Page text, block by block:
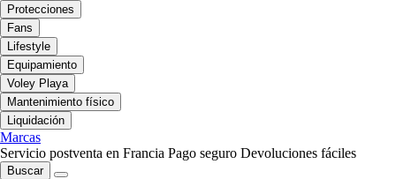
Protecciones
Fans
Lifestyle
Equipamiento
Voley Playa
Mantenimiento físico
Liquidación
Marcas
Servicio postventa en Francia Pago seguro Devoluciones fáciles
Buscar